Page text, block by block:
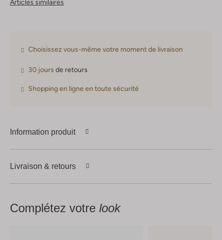
Articles similaires
Choisissez vous-même votre moment de livraison
30 jours de retours
Shopping en ligne en toute sécurité
Information produit
Livraison & retours
Complétez votre look